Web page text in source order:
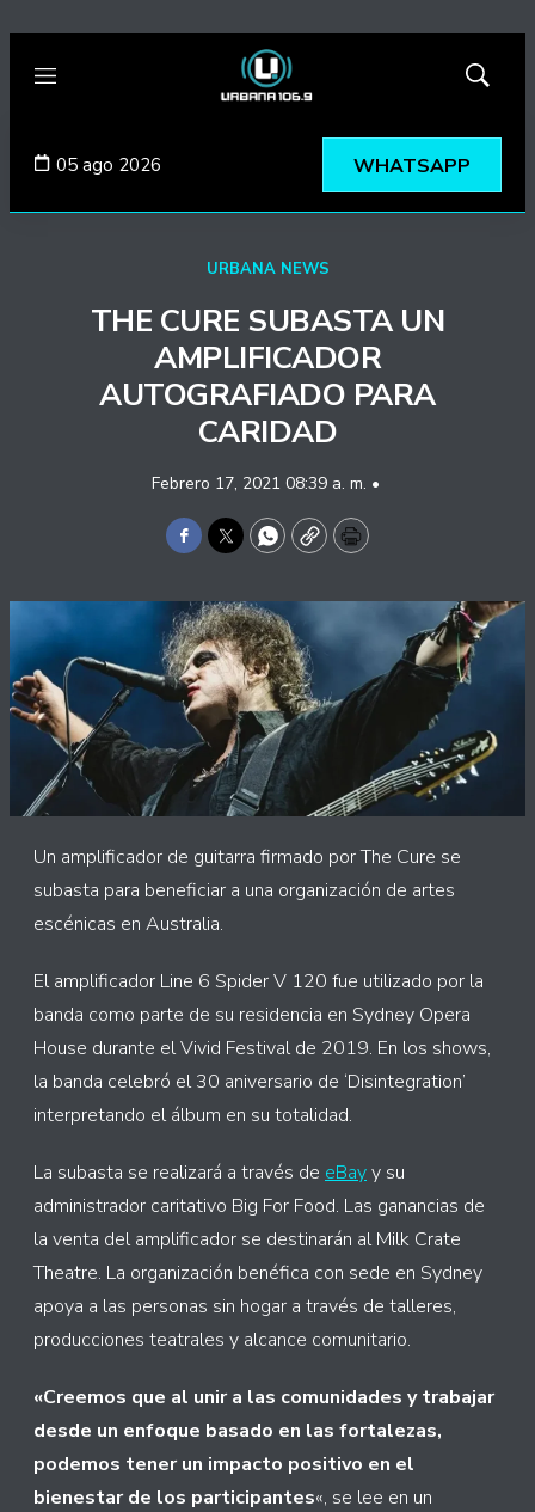
Menú
Mostrar
05 ago 2026 WHATSAPP
URBANA NEWS
THE CURE SUBASTA UN
AMPLIFICADOR
AUTOGRAFIADO PARA
CARIDAD
Febrero 17, 2021 08:39 a. m. •
Facebook
TwitterWhatsApp
CopyPrint
Un amplificador de guitarra firmado por The Cure se
subasta para beneficiar a una organización de artes
escénicas en Australia.
El amplificador Line 6 Spider V 120 fue utilizado por la
banda como parte de su residencia en Sydney Opera
House durante el Vivid Festival de 2019. En los shows,
la banda celebró el 30 aniversario de ‘Disintegration’
interpretando el álbum en su totalidad.
La subasta se realizará a través de eBayy su
administrador caritativo Big For Food. Las ganancias de
la venta del amplificador se destinarán al Milk Crate
Theatre. La organización benéfica con sede en Sydney
apoya a las personas sin hogar a través de talleres,
producciones teatrales y alcance comunitario.
«Creemos que al unir a las comunidades y trabajar
desde un enfoque basado en las fortalezas,
podemos tener un impacto positivo en el
bienestar de los participantes«, se lee en un